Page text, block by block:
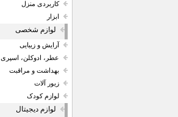
کاربردی منزل
ابزار
لوازم شخصی
آرایش و زیبایی
عطر، ادوکلن، اسپری
بهداشت و مراقبت
زیور آلات
لوازم کودک
لوازم دیجیتال